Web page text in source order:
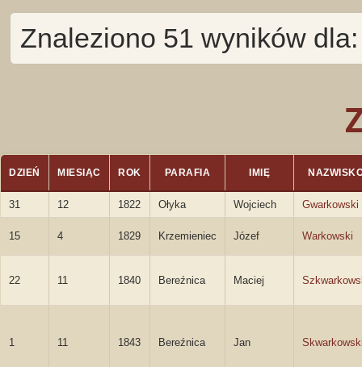
Znaleziono 51 wyników
DZIEŃ MIESIĄC ROK PARAFIA IMIĘ
31 12 1822 Ołyka Wojciech Gwarkowski
15 4 1829 Krzemieniec Józef Warkowski
22 11 1840 Bereźnica Maciej
1 11 1843 Bereźnica Jan